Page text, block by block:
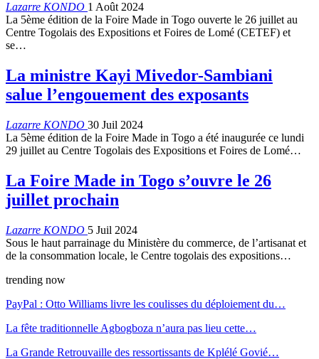
Lazarre KONDO 1 Août 2024
La 5ème édition de la Foire Made in Togo ouverte le 26 juillet au
Centre Togolais des Expositions et Foires de Lomé (CETEF) et
se…
La ministre Kayi Mivedor-Sambiani
salue l’engouement des exposants
Lazarre KONDO 30 Juil 2024
La 5ème édition de la Foire Made in Togo a été inaugurée ce lundi
29 juillet au Centre Togolais des Expositions et Foires de Lomé…
La Foire Made in Togo s’ouvre le 26
juillet prochain
Lazarre KONDO 5 Juil 2024
Sous le haut parrainage du Ministère du commerce, de l’artisanat et
de la consommation locale, le Centre togolais des expositions…
trending now
PayPal : Otto Williams livre les coulisses du déploiement du…
La fête traditionnelle Agbogboza n’aura pas lieu cette…
La Grande Retrouvaille des ressortissants de Kplélé Govié…